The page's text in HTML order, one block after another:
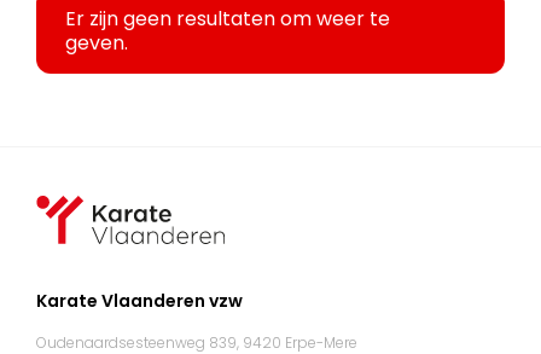
Er zijn geen resultaten om weer te
geven.
Karate Vlaanderen vzw
Oudenaardsesteenweg 839, 9420 Erpe-Mere